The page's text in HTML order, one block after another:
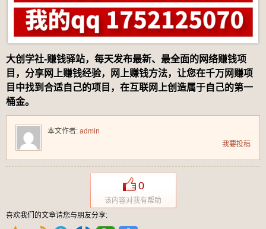
大创学社-赚钱驿站，每天发布最新、最全面的网络赚钱项
目，分享网上赚钱经验，网上赚钱方法，让您在千万网赚项
目中找到合适自己的项目，在互联网上创造属于自己的第一
桶金。
本文作者: admin
我要投稿
0
该内容对我有帮助
喜欢我们的文章请您与朋友分享: